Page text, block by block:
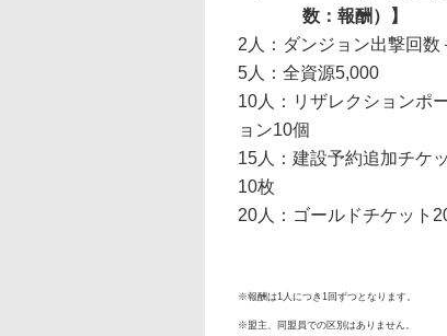
数：報酬）】
2人：ダンジョン出撃回数
5人：全資源5,000
10人：リザレクションポ
ョン10個
15人：建設予約追加チケ
10枚
20人：ゴールドチケット
※報酬は1人につき1回ずつとなります。
※盟主、同盟員での区別はありません。